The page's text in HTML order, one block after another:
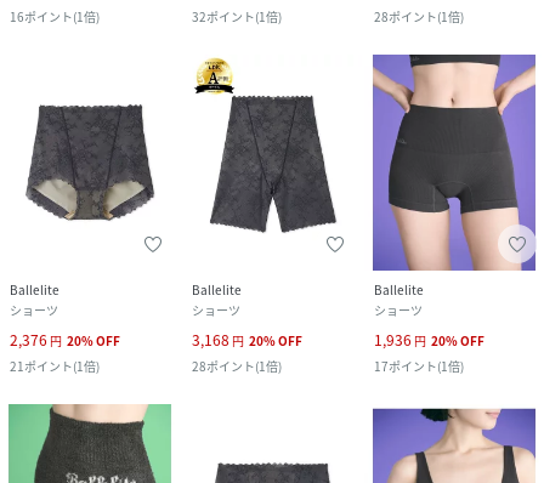
16ポイント(1倍)
32ポイント(1倍)
28ポイント(1倍)
Ballelite
ショーツ
2,376 円 20%OFF
21ポイント(1倍)
Ballelite
ショーツ
3,168 円 20%OFF
28ポイント(1倍)
Ballelite
ショーツ
1,936 円 20%OFF
17ポイント(1倍)